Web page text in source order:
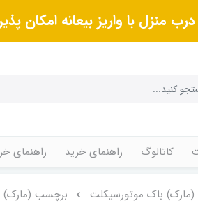
منزل با واریز بیعانه امکان
کاتالوگ راهنمای خرید راهنمای
باک موتورسیکلت برچسب (مارک)